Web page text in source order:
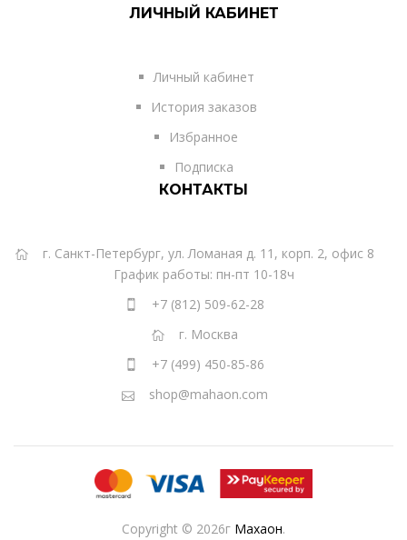
ЛИЧНЫЙ КАБИНЕТ
Личный кабинет
История заказов
Избранное
Подписка
КОНТАКТЫ
г. Санкт-Петербург, ул. Ломаная д. 11, корп. 2, офис 8
График работы: пн-пт 10-18ч
+7 (812) 509-62-28
г. Москва
+7 (499) 450-85-86
shop@mahaon.com
Copyright © 2026г Махаон.